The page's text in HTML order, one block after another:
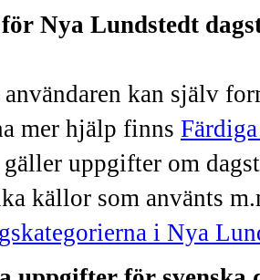
Nya Lundstedt
användaren kan själv
mer hjälp finns
gäller uppgifter om
källor som använts
i Nya